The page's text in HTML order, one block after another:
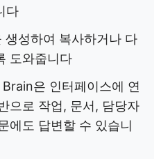
다
생성하여 복사하거나 다
도와줍니다
은 인터페이스에 연
으로 작업, 문서, 담당자
에도 답변할 수 있습니